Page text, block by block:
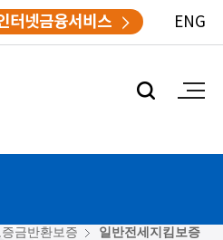
터넷금융서비스 ENG
금반환보증 일반전세지킴보증